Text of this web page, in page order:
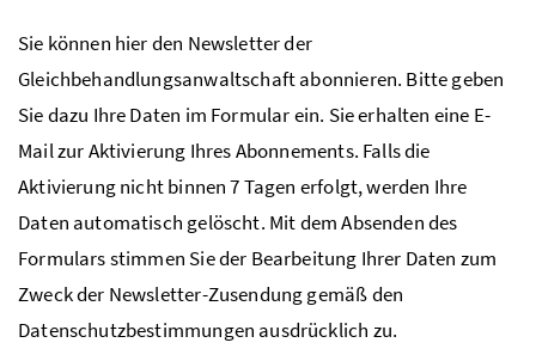
Sie können hier den Newsletter der
Gleichbehandlungsanwaltschaft abonnieren. Bitte geben
Sie dazu Ihre Daten im Formular ein. Sie erhalten eine E-
Mail zur Aktivierung Ihres Abonnements. Falls die
Aktivierung nicht binnen 7 Tagen erfolgt, werden Ihre
Daten automatisch gelöscht. Mit dem Absenden des
Formulars stimmen Sie der Bearbeitung Ihrer Daten zum
Zweck der Newsletter-Zusendung gemäß den
Datenschutzbestimmungen ausdrücklich zu.